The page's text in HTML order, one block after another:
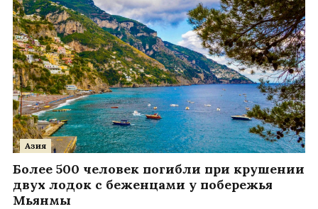
Азия
Более 500 человек погибли при крушении
двух лодок с беженцами у побережья
Мьянмы